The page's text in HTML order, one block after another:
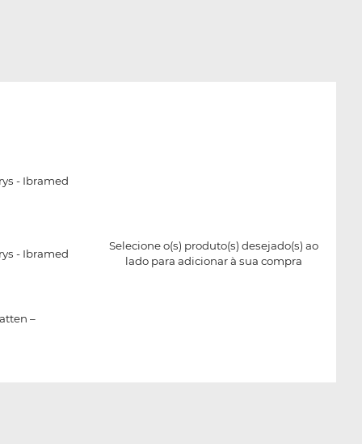
- Ibramed
- Ibramed
–
Selecione o(s) produto(s) desejado(s) ao
lado para adicionar à sua compra